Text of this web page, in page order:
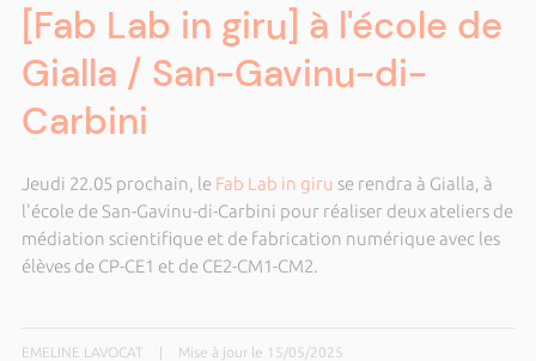
[Fab Lab in giru] à l'école de
Gialla / San-Gavinu-di-
Carbini
Jeudi 22.05 prochain, le Fab Lab in giru se rendra à Gialla, à
l'école de San-Gavinu-di-Carbini pour réaliser deux ateliers de
médiation scientifique et de fabrication numérique avec les
élèves de CP-CE1 et de CE2-CM1-CM2.
EMELINE LAVOCAT Mise à jour le 15/05/2025